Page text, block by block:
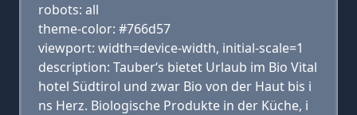
robots: all
theme-color: #766d57
viewport: width=device-width, initial-scale=1
description: Tauber‘s bietet Urlaub im Bio Vital
hotel Südtirol und zwar Bio von der Haut bis i
ns Herz. Biologische Produkte in der Küche, i